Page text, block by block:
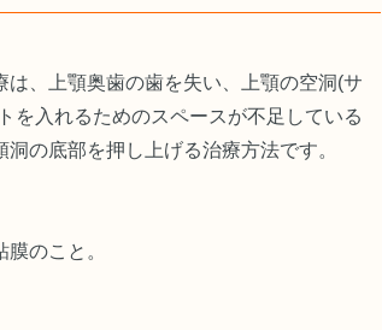
は、上顎奥歯の歯を失い、上顎の空洞(サ
を入れるためのスペースが不足している
の底部を押し上げる治療方法です。
のこと。